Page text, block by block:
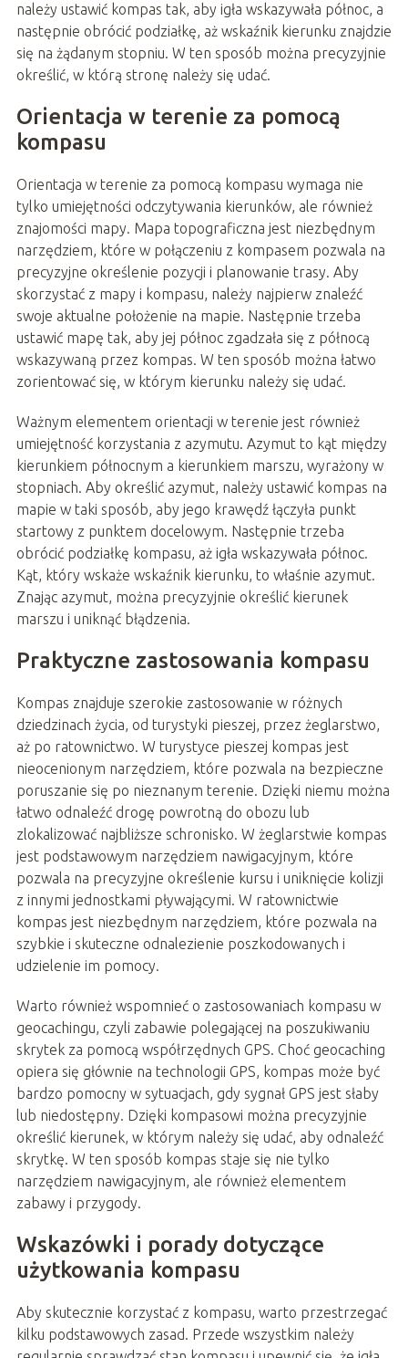
należy ustawić kompas tak, aby igła wskazywała północ, a
następnie obrócić podziałkę, aż wskaźnik kierunku znajdzie
się na żądanym stopniu. W ten sposób można precyzyjnie
określić, w którą stronę należy się udać.
Orientacja w terenie za pomocą
kompasu
Orientacja w terenie za pomocą kompasu wymaga nie
tylko umiejętności odczytywania kierunków, ale również
znajomości mapy. Mapa topograficzna jest niezbędnym
narzędziem, które w połączeniu z kompasem pozwala na
precyzyjne określenie pozycji i planowanie trasy. Aby
skorzystać z mapy i kompasu, należy najpierw znaleźć
swoje aktualne położenie na mapie. Następnie trzeba
ustawić mapę tak, aby jej północ zgadzała się z północą
wskazywaną przez kompas. W ten sposób można łatwo
zorientować się, w którym kierunku należy się udać.
Ważnym elementem orientacji w terenie jest również
umiejętność korzystania z azymutu. Azymut to kąt między
kierunkiem północnym a kierunkiem marszu, wyrażony w
stopniach. Aby określić azymut, należy ustawić kompas na
mapie w taki sposób, aby jego krawędź łączyła punkt
startowy z punktem docelowym. Następnie trzeba
obrócić podziałkę kompasu, aż igła wskazywała północ.
Kąt, który wskaże wskaźnik kierunku, to właśnie azymut.
Znając azymut, można precyzyjnie określić kierunek
marszu i uniknąć błądzenia.
Praktyczne zastosowania kompasu
Kompas znajduje szerokie zastosowanie w różnych
dziedzinach życia, od turystyki pieszej, przez żeglarstwo,
aż po ratownictwo. W turystyce pieszej kompas jest
nieocenionym narzędziem, które pozwala na bezpieczne
poruszanie się po nieznanym terenie. Dzięki niemu można
łatwo odnaleźć drogę powrotną do obozu lub
zlokalizować najbliższe schronisko. W żeglarstwie kompas
jest podstawowym narzędziem nawigacyjnym, które
pozwala na precyzyjne określenie kursu i uniknięcie kolizji
z innymi jednostkami pływającymi. W ratownictwie
kompas jest niezbędnym narzędziem, które pozwala na
szybkie i skuteczne odnalezienie poszkodowanych i
udzielenie im pomocy.
Warto również wspomnieć o zastosowaniach kompasu w
geocachingu, czyli zabawie polegającej na poszukiwaniu
skrytek za pomocą współrzędnych GPS. Choć geocaching
opiera się głównie na technologii GPS, kompas może być
bardzo pomocny w sytuacjach, gdy sygnał GPS jest słaby
lub niedostępny. Dzięki kompasowi można precyzyjnie
określić kierunek, w którym należy się udać, aby odnaleźć
skrytkę. W ten sposób kompas staje się nie tylko
narzędziem nawigacyjnym, ale również elementem
zabawy i przygody.
Wskazówki i porady dotyczące
użytkowania kompasu
Aby skutecznie korzystać z kompasu, warto przestrzegać
kilku podstawowych zasad. Przede wszystkim należy